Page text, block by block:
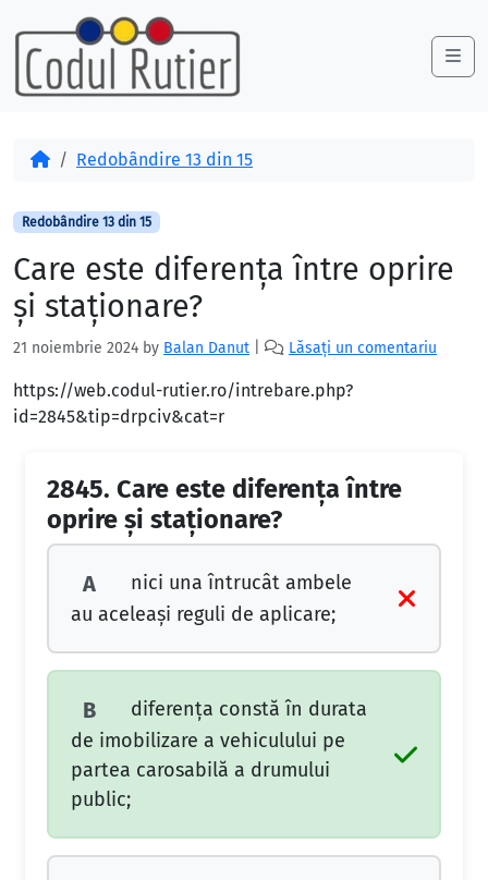
Skip to content
Skip to footer
AcasăRedobândire 13 din 15
Redobândire 13 din 15
Care este diferenţa între oprire
şi staţionare?
21 noiembrie 2024 by Balan Danut Lăsați un comentariu
https://web.codul-rutier.ro/intrebare.php?
id=2845&tip=drpciv&cat=r
2845. Care este diferenţa între
oprire şi staţionare?
A
nici una întrucât ambele
au aceleaşi reguli de aplicare;
B
diferenţa constă în durata
de imobilizare a vehiculului pe
partea carosabilă a drumului
public;